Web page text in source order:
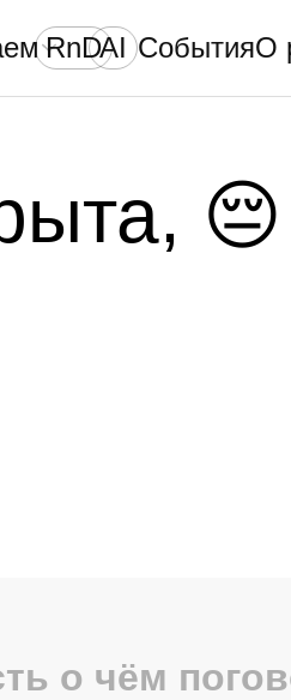
RnDAI СобытияО
😔
о чём